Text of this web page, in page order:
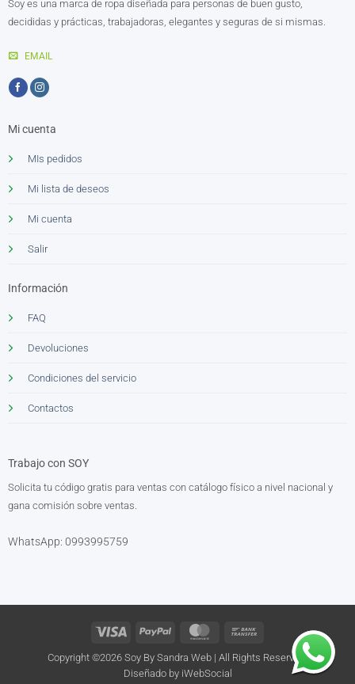
Soy es una marca de ropa diseñada para personas de buen gusto,
decididas y prácticas, trabajadoras, elegantes y seguras de si mismas.
EMAIL
Mi cuenta
MIs pedidos
Mi lista de deseos
Mi cuenta
Salir
Información
FAQ
Devoluciones
Condiciones del servicio
Contactos
Trabajo con SOY
Solicita tu código gratis para ventas con catálogo físico a nivel nacional y
gana comisión sobre ventas.
WhatsApp: 0993995759
Visa PayPal MasterCard
Transfer
Copyright ©2026 Soy By Sandra Web | All Rights Reserved.
Diseñado by iWebSocial